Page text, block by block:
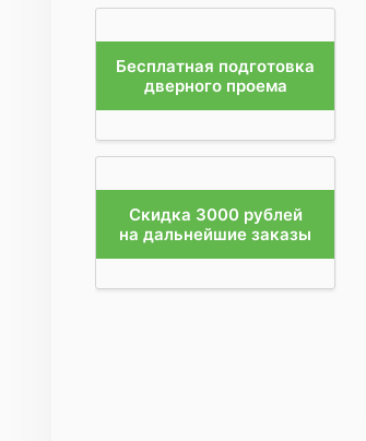
Бесплатная подготовка
дверного проема
Скидка 3000 рублей
на дальнейшие заказы